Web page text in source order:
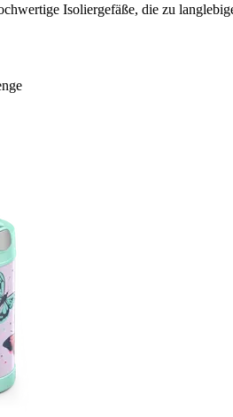
Isoliergefäße, die zu